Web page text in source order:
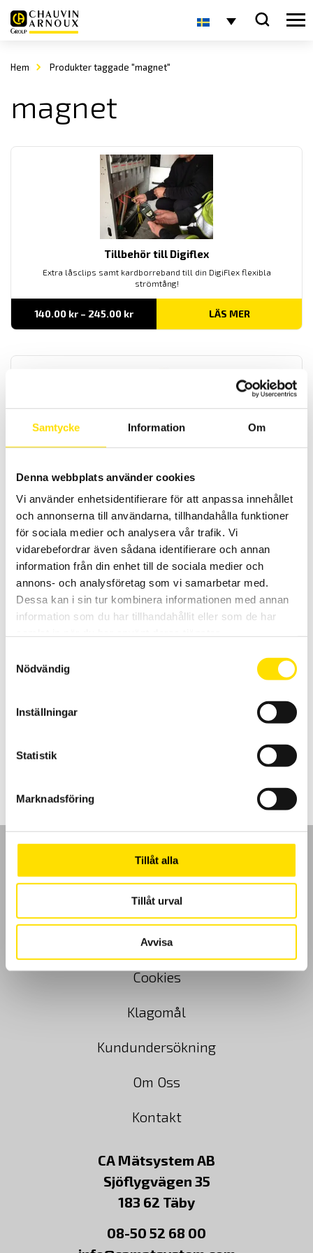
Samtycke Information Om
Denna webbplats använder cookies
Vi använder enhetsidentifierare för att anpassa innehållet
och annonserna till användarna, tillhandahålla funktioner
för sociala medier och analysera vår trafik. Vi
vidarebefordrar även sådana identifierare och annan
information från din enhet till de sociala medier och
annons- och analysföretag som vi samarbetar med.
Dessa kan i sin tur kombinera informationen med annan
information som du har tillhandahållit eller som de har
Nödvändig
Inställningar
Statistik
Marknadsföring
Tillåt alla
Tillåt urval
Avvisa
Hem Produkter taggade "magnet"
magnet
Tillbehör till Digiflex
Extra låsclips samt kardborreband till din DigiFlex flexibla
strömtång!
140.00 kr – 245.00 krPrisintervall:
till
LÄS MER
Krokodilklämmor i olika storlekar samt praktisk magnetprob samt
mätsats komplett med kabel för alla mätinstrument med 4 mm
bananingång. Med upp till kategori IV 1000 V säkerhetsklassning
enligt IEC 61010 standard.
375.00kr–885.00kr Prisintervall:
375.00 kr
till
885.00 kr
LÄS MER
Multifix och Magnetfix är magneter för enkel upphängning av
260.00
GDPR
Köpvillkor
Cookies
Klagomål
Kundundersökning
Om Oss
Kontakt
CA Mätsystem AB
Sjöflygvägen 35
183 62 Täby
08-50 52 68 00